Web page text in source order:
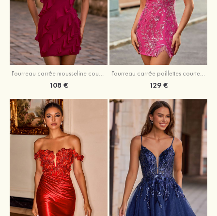
Fourreau carrée mousseline courte/mini robe de fête de la rentré avec volants
108 €
Fourreau carrée paillettes courte/mini robe de fête de la rentrée
129 €